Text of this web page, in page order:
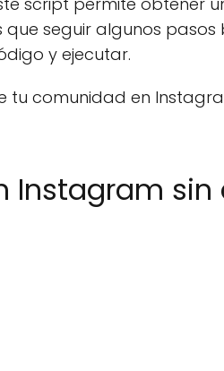
seguir algunos pasos
y ejecutar.
tu comunidad en
Instagram sin